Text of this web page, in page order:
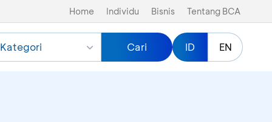
Home Individu Bisnis Tentang BCA
Kategori Cari ID EN